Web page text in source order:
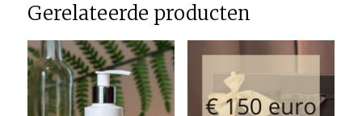
Gerelateerde producten